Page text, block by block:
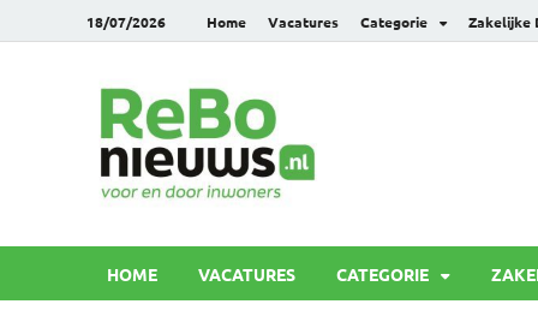
18/07/2026 Home Vacatures Categorie Zakelijke
HOME VACATURES CATEGORIE